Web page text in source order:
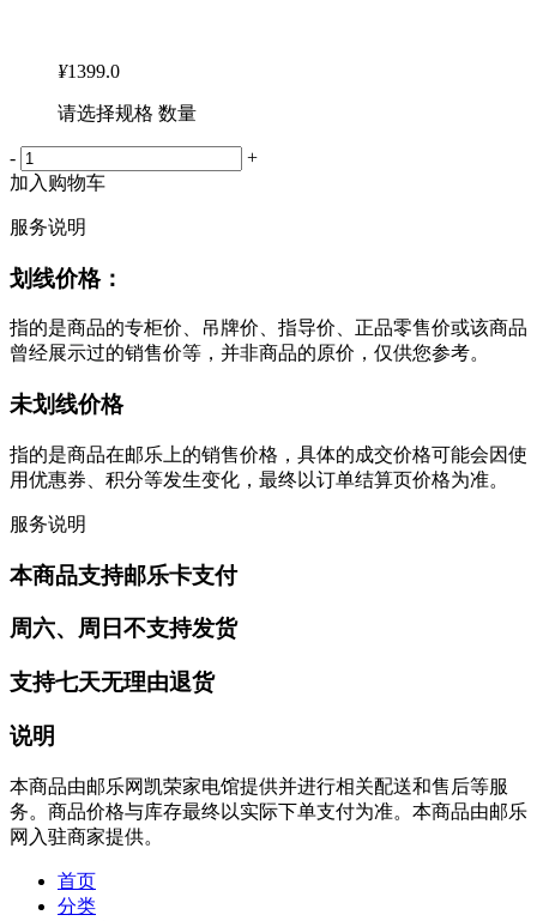
¥1399.0
请选择规格 数量
-
+
加入购物车
服务说明
划线价格：
指的是商品的专柜价、吊牌价、指导价、正品零售价或该商品
曾经展示过的销售价等，并非商品的原价，仅供您参考。
未划线价格
指的是商品在邮乐上的销售价格，具体的成交价格可能会因使
用优惠券、积分等发生变化，最终以订单结算页价格为准。
服务说明
本商品支持邮乐卡支付
周六、周日不支持发货
支持七天无理由退货
说明
本商品由邮乐网凯荣家电馆提供并进行相关配送和售后等服
务。商品价格与库存最终以实际下单支付为准。本商品由邮乐
网入驻商家提供。
首页
分类